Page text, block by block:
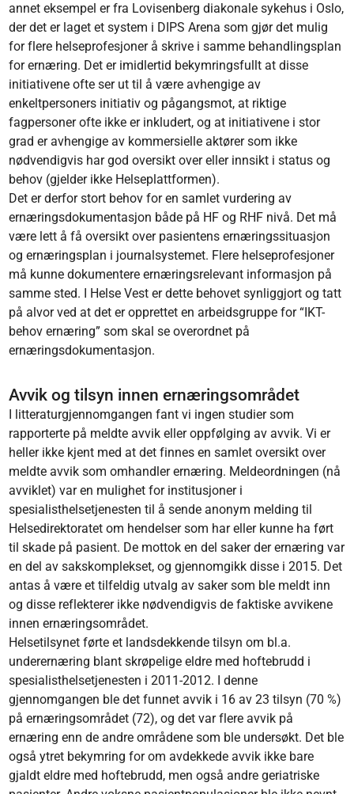
annet eksempel er fra Lovisenberg diakonale sykehus i Oslo,
der det er laget et system i DIPS Arena som gjør det mulig
for flere helseprofesjoner å skrive i samme behandlingsplan
for ernæring. Det er imidlertid bekymringsfullt at disse
initiativene ofte ser ut til å være avhengige av
enkeltpersoners initiativ og pågangsmot, at riktige
fagpersoner ofte ikke er inkludert, og at initiativene i stor
grad er avhengige av kommersielle aktører som ikke
nødvendigvis har god oversikt over eller innsikt i status og
behov (gjelder ikke Helseplattformen).
Det er derfor stort behov for en samlet vurdering av
ernæringsdokumentasjon både på HF og RHF nivå. Det må
være lett å få oversikt over pasientens ernæringssituasjon
og ernæringsplan i journalsystemet. Flere helseprofesjoner
må kunne dokumentere ernæringsrelevant informasjon på
samme sted. I Helse Vest er dette behovet synliggjort og tatt
på alvor ved at det er opprettet en arbeidsgruppe for “IKT-
behov ernæring” som skal se overordnet på
ernæringsdokumentasjon.
Avvik og tilsyn innen ernæringsområdet
I litteraturgjennomgangen fant vi ingen studier som
rapporterte på meldte avvik eller oppfølging av avvik. Vi er
heller ikke kjent med at det finnes en samlet oversikt over
meldte avvik som omhandler ernæring. Meldeordningen (nå
avviklet) var en mulighet for institusjoner i
spesialisthelsetjenesten til å sende anonym melding til
Helsedirektoratet om hendelser som har eller kunne ha ført
til skade på pasient. De mottok en del saker der ernæring var
en del av sakskomplekset, og gjennomgikk disse i 2015. Det
antas å være et tilfeldig utvalg av saker som ble meldt inn
og disse reflekterer ikke nødvendigvis de faktiske avvikene
innen ernæringsområdet.
Helsetilsynet førte et landsdekkende tilsyn om bl.a.
underernæring blant skrøpelige eldre med hoftebrudd i
spesialisthelsetjenesten i 2011-2012. I denne
gjennomgangen ble det funnet avvik i 16 av 23 tilsyn (70 %)
på ernæringsområdet (72), og det var flere avvik på
ernæring enn de andre områdene som ble undersøkt. Det ble
også ytret bekymring for om avdekkede avvik ikke bare
gjaldt eldre med hoftebrudd, men også andre geriatriske